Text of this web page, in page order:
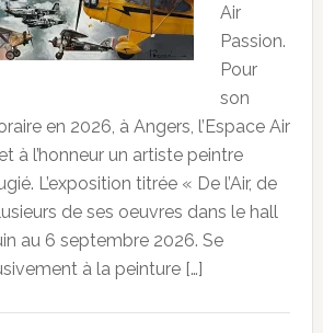
Air
Passion.
Pour
son
en 2026, à Angers, l’Espace Air
à l’honneur un artiste peintre
L’exposition titrée « De l’Air, de
de ses oeuvres dans le hall
au 6 septembre 2026. Se
à la peinture […]